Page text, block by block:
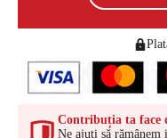
Contribuția ta face
Ne ajuți să rămânem